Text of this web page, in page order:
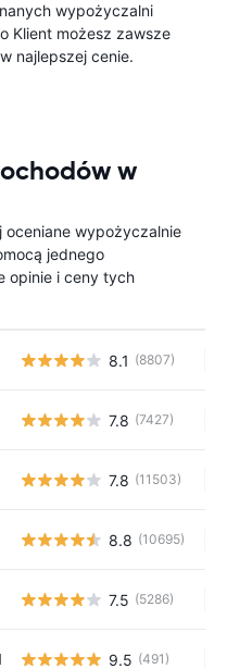
wypożyczalni
Klient możesz zawsze
najlepszej cenie.
w
oceniane wypożyczalnie
jednego
opinie i ceny tych
8.1 (8807)
7.8 (7427)
7.8 (11503)
8.8 (10695)
7.5 (5286)
9.5 (491)